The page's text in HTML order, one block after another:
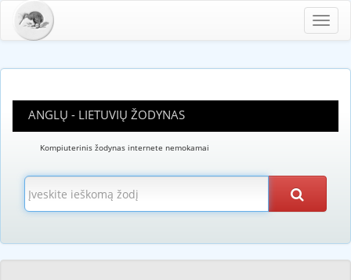
ANGLŲ - LIETUVIŲ ŽODYNAS
Kompiuterinis žodynas internete nemokamai